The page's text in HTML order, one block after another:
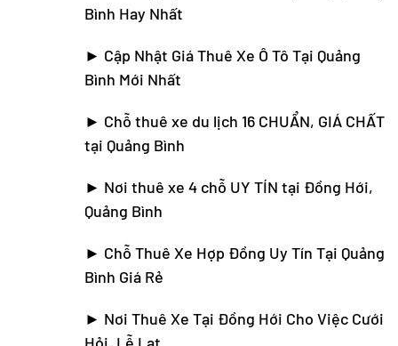
Bình Hay Nhất
► Cập Nhật Giá Thuê Xe Ô Tô Tại Quảng
Bình Mới Nhất
► Chỗ thuê xe du lịch 16 CHUẨN, GIÁ CHẤT
tại Quảng Bình
► Nơi thuê xe 4 chỗ UY TÍN tại Đồng Hới,
Quảng Bình
► Chỗ Thuê Xe Hợp Đồng Uy Tín Tại Quảng
Bình Giá Rẻ
► Nơi Thuê Xe Tại Đồng Hới Cho Việc Cưới
Hỏi, Lễ Lạt